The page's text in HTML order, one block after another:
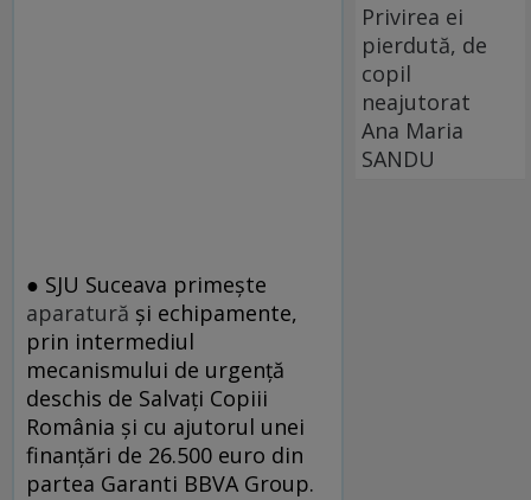
● SJU Suceava primește
aparatură și echipamente,
prin intermediul
mecanismului de urgență
deschis de Salvați Copiii
România și cu ajutorul unei
finanțări de 26.500 euro din
partea Garanti BBVA Group.
Privirea ei
pierdută, de
copil
neajutorat
Ana Maria
SANDU